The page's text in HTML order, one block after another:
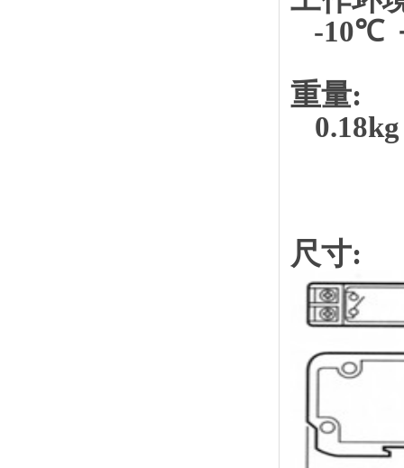
-10℃
重量:
0.18kg
尺寸: